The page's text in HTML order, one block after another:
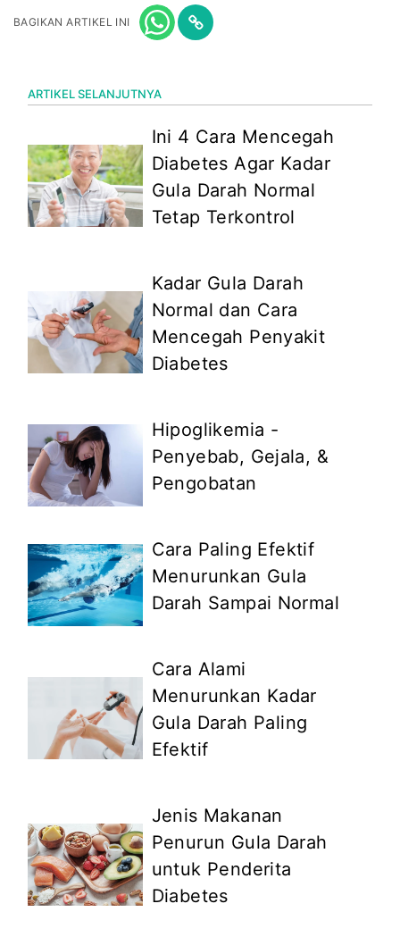
BAGIKAN ARTIKEL INI
ARTIKEL SELANJUTNYA
Ini 4 Cara Mencegah
Diabetes Agar Kadar
Gula Darah Normal
Tetap Terkontrol
Kadar Gula Darah
Normal dan Cara
Mencegah Penyakit
Diabetes
Hipoglikemia -
Penyebab, Gejala, &
Pengobatan
Cara Paling Efektif
Menurunkan Gula
Darah Sampai Normal
Cara Alami
Menurunkan Kadar
Gula Darah Paling
Efektif
Jenis Makanan
Penurun Gula Darah
untuk Penderita
Diabetes